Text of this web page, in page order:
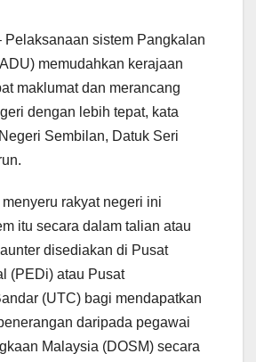
Pelaksanaan sistem Pangkalan
memudahkan kerajaan
maklumat dan merancang
dengan lebih tepat, kata
Sembilan, Datuk Seri
rakyat negeri ini
itu secara dalam talian atau
disediakan di Pusat
(PEDi) atau Pusat
(UTC) bagi mendapatkan
daripada pegawai
Malaysia (DOSM) secara